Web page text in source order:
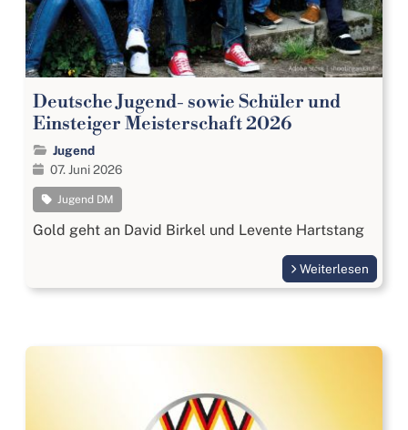
Deutsche Jugend- sowie Schüler und
Einsteiger Meisterschaft 2026
Jugend
07. Juni 2026
Jugend DM
Gold geht an David Birkel und Levente Hartstang
Weiterlesen